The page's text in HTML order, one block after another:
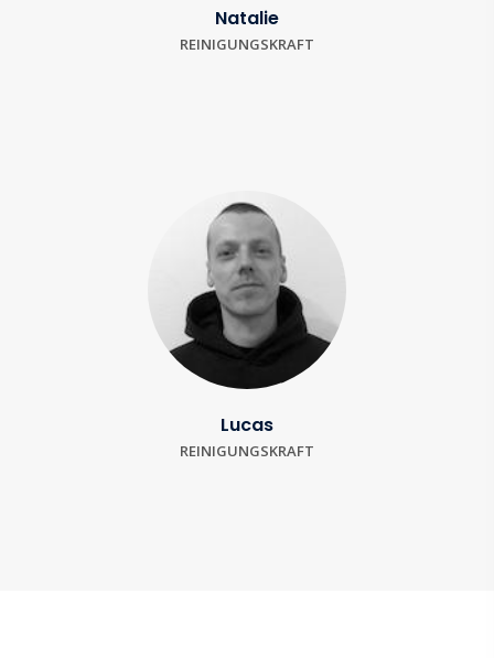
Natalie
REINIGUNGSKRAFT
Lucas
REINIGUNGSKRAFT